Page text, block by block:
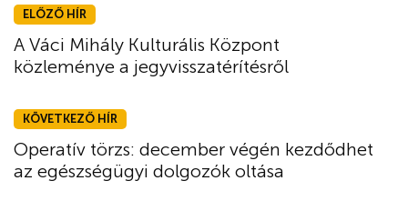
ELŐZŐ HÍR
A Váci Mihály Kulturális Központ
közleménye a jegyvisszatérítésről
KÖVETKEZŐ HÍR
Operatív törzs: december végén kezdődhet
az egészségügyi dolgozók oltása